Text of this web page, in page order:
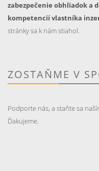
zabezpečenie obhliadok a
kompetencií vlastníka
stránky sa k nám stiahol.
ZOSTAŇME V
Podporte nás, a staňte sa
Ďakujeme.